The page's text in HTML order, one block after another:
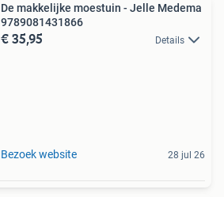
De makkelijke moestuin - Jelle Medema
9789081431866
€ 35,95 Details
Bezoek website 28 jul 26